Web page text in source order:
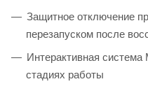
Защитное отключение
перезапуском после
Интерактивная
стадиях работы